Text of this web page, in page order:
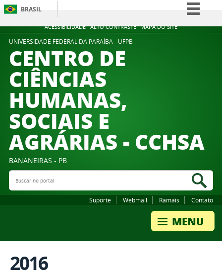
ACESSIBILIDADE ALTO CONTRASTE MAPA DO SITE
BRASIL
Simplifique!
UNIVERSIDADE FEDERAL DA PARAÍBA - UFPB
CENTRO DE
CIÊNCIAS
HUMANAS,
SOCIAIS E
AGRÁRIAS - CCHSA
BANANEIRAS - PB
Buscar no portal
Suporte Webmail Ramais Contato
2016